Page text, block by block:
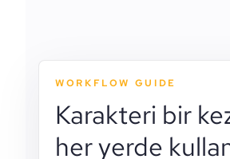
WORKFLOW GUIDE
Karakteri bir
her yerde